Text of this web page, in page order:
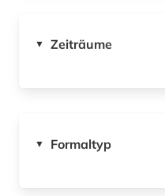
▼ Zeiträume
▼ Formaltyp